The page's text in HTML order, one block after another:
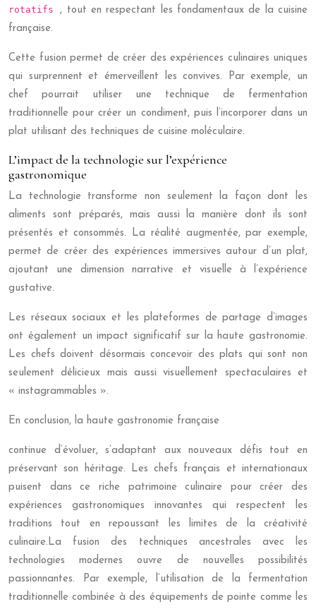
rotatifs , tout en respectant les fondamentaux de la cuisine
française.
Cette fusion permet de créer des expériences culinaires uniques
qui surprennent et émerveillent les convives. Par exemple, un
chef pourrait utiliser une technique de fermentation
traditionnelle pour créer un condiment, puis l’incorporer dans un
plat utilisant des techniques de cuisine moléculaire.
L’impact de la technologie sur l’expérience
gastronomique
La technologie transforme non seulement la façon dont les
aliments sont préparés, mais aussi la manière dont ils sont
présentés et consommés. La réalité augmentée, par exemple,
permet de créer des expériences immersives autour d’un plat,
ajoutant une dimension narrative et visuelle à l’expérience
gustative.
Les réseaux sociaux et les plateformes de partage d’images
ont également un impact significatif sur la haute gastronomie.
Les chefs doivent désormais concevoir des plats qui sont non
seulement délicieux mais aussi visuellement spectaculaires et
« instagrammables ».
En conclusion, la haute gastronomie française
continue d’évoluer, s’adaptant aux nouveaux défis tout en
préservant son héritage. Les chefs français et internationaux
puisent dans ce riche patrimoine culinaire pour créer des
expériences gastronomiques innovantes qui respectent les
traditions tout en repoussant les limites de la créativité
culinaire.La fusion des techniques ancestrales avec les
technologies modernes ouvre de nouvelles possibilités
passionnantes. Par exemple, l’utilisation de la fermentation
traditionnelle combinée à des équipements de pointe comme les